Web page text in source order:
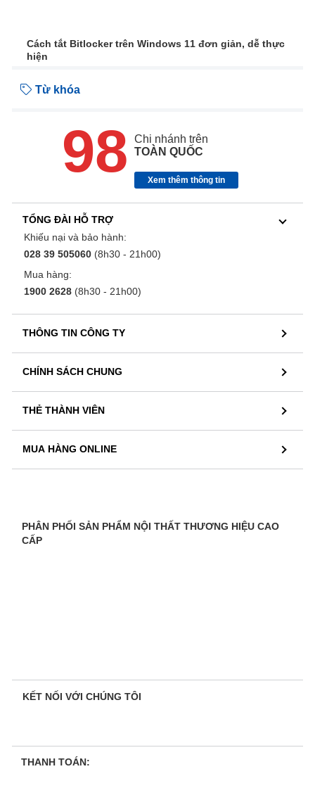
Cách tắt Bitlocker trên Windows 11 đơn giản, dễ thực
hiện
Từ khóa
98
Chi nhánh trên
TOÀN QUỐC
Xem thêm thông tin
TỔNG ĐÀI HỖ TRỢ
Khiếu nại và bảo hành:
028 39 505060 (8h30 - 21h00)
Mua hàng:
1900 2628 (8h30 - 21h00)
THÔNG TIN CÔNG TY
CHÍNH SÁCH CHUNG
THẺ THÀNH VIÊN
MUA HÀNG ONLINE
PHÂN PHỐI SẢN PHẨM NỘI THẤT THƯƠNG HIỆU CAO
CẤP
KẾT NỐI VỚI CHÚNG TÔI
THANH TOÁN: